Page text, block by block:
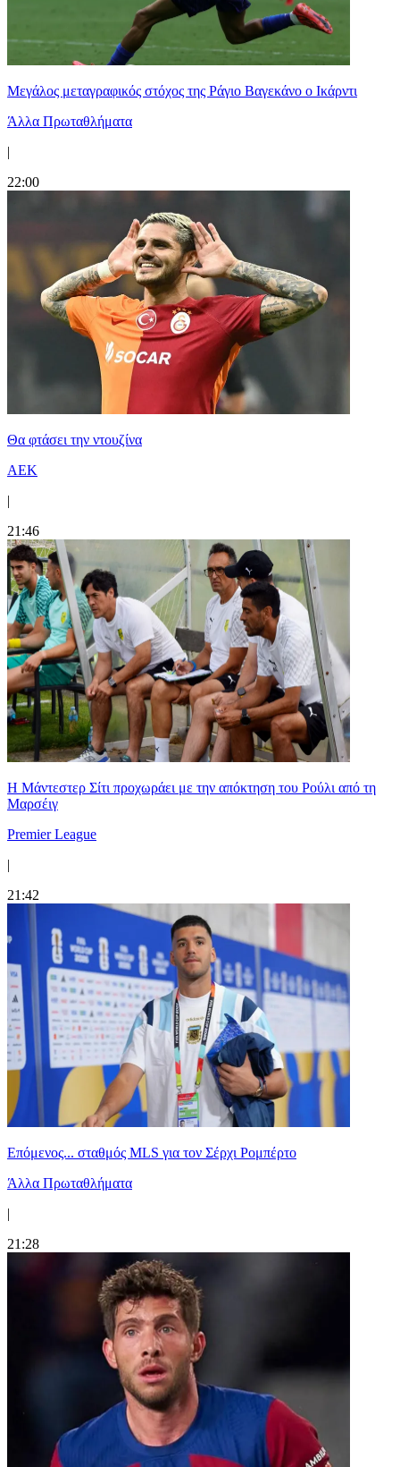
Μεγάλος μεταγραφικός στόχος της Ράγιο Βαγεκάνο ο Ικάρντι
Άλλα Πρωταθλήματα
|
22:00
Θα φτάσει την ντουζίνα
ΑΕΚ
|
21:46
Η Μάντεστερ Σίτι προχωράει με την απόκτηση του Ρούλι από τη
Μαρσέιγ
Premier League
|
21:42
Επόμενος... σταθμός MLS για τον Σέρχι Ρομπέρτο
Άλλα Πρωταθλήματα
|
21:28